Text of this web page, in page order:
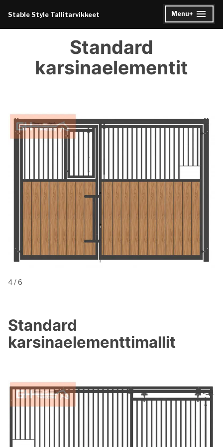
content
Stable Style Tallitarvikkeet Menu+
expanded
collapsed
Standard
karsinaelementit
5 / 6
Standard
karsinaelementtimallit